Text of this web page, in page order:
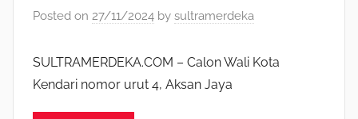
Posted on 27/11/2024 by sultramerdeka
SULTRAMERDEKA.COM – Calon Wali Kota
Kendari nomor urut 4, Aksan Jaya